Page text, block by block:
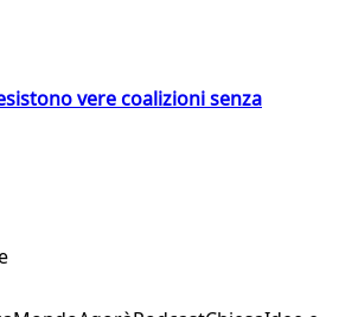
vere coalizioni senza